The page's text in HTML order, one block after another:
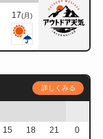
17(月)
詳しくみる
15 18 21
0